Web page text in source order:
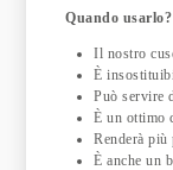
Quando usarlo?
Il nostro
È
Può servire
È un ottimo
Renderà più
È anche un